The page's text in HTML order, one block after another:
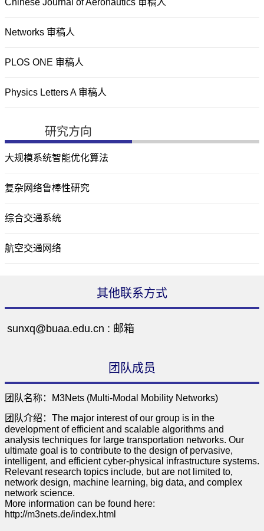
Chinese Journal of Aeronautics 审稿人
Networks 审稿人
PLOS ONE 审稿人
Physics Letters A 审稿人
研究方向
大规模系统智能优化算法
复杂网络鲁棒性研究
综合交通系统
航空交通网络
其他联系方式
sunxq@buaa.edu.cn : 邮箱
团队成员
团队名称：M3Nets (Multi-Modal Mobility Networks)
团队介绍：The major interest of our group is in the
development of efficient and scalable algorithms and
analysis techniques for large transportation networks. Our
ultimate goal is to contribute to the design of pervasive,
intelligent, and efficient cyber-physical infrastructure systems.
Relevant research topics include, but are not limited to,
network design, machine learning, big data, and complex
network science.
More information can be found here:
http://m3nets.de/index.html